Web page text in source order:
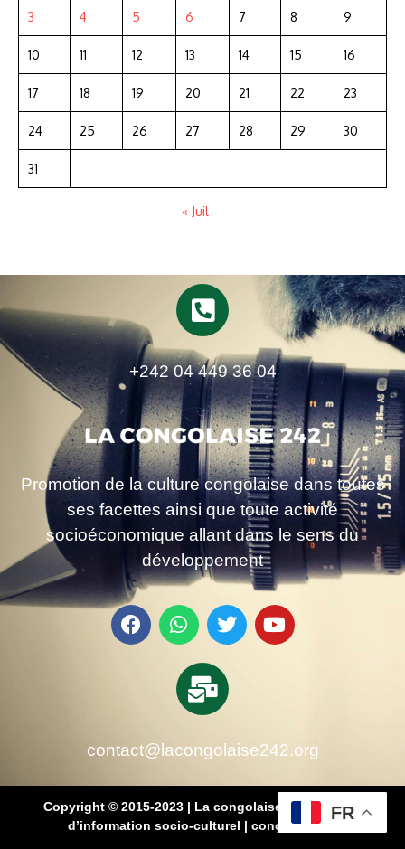
3 4 5 6 7 8 9
10 11 12 13 14 15 16
17 18 19 20 21 22 23
24 25 26 27 28 29 30
31
« Juil
+242 04 449 36 04
Promotion de la culture congolaise dans toutes
ses facettes ainsi que toute activité
socioéconomique allant dans le sens du
développement
contact@lacongolaise242.org
Copyright © 2015-2023 | La congolaise 242 – média
d’information socio-culturel | conçu par SB
FR